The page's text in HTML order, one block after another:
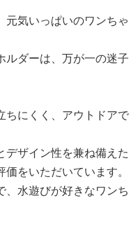
元気いっぱいのワンちゃ
ルダーは、万が一の迷子
ちにくく、アウトドアで
デザイン性を兼ね備えた
をいただいています。
、水遊びが好きなワンち